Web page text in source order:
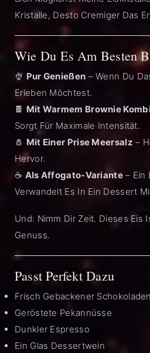
Kristalle, Desto Cremiger Das
Wie Du Es Am Besten
🍨 Pur Genießen – Wenn Du
Erleben Möchtest.
🍫 Mit Warmem Brownie
Sorgt Für Maximale Intensität.
🧂 Mit Einer Prise Meersalz –
Hervor.
☕ Als Affogato-Variante– Ein
Verwandelt Es In Ein Dessert
Und: Nimm Dir Zeit. Dieses Eis
Genuss.
Passt Perfekt Dazu
Frisch Gebackener
Geröstete Pekannüsse
Dunkler Espresso
Ein Glas Dessertwein